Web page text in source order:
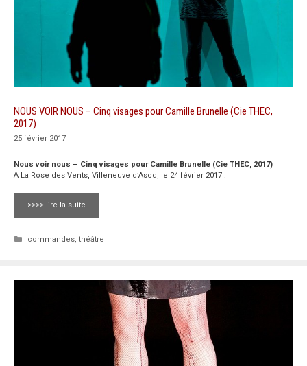
NOUS VOIR NOUS – Cinq visages pour Camille Brunelle (Cie THEC,
2017)
25 février 2017
Nous voir nous – Cinq visages pour Camille Brunelle (Cie THEC, 2017)
A La Rose des Vents, Villeneuve d’Ascq, le 24 février 2017 .
>>>> lire la suite
Catégories
commandes, théâtre